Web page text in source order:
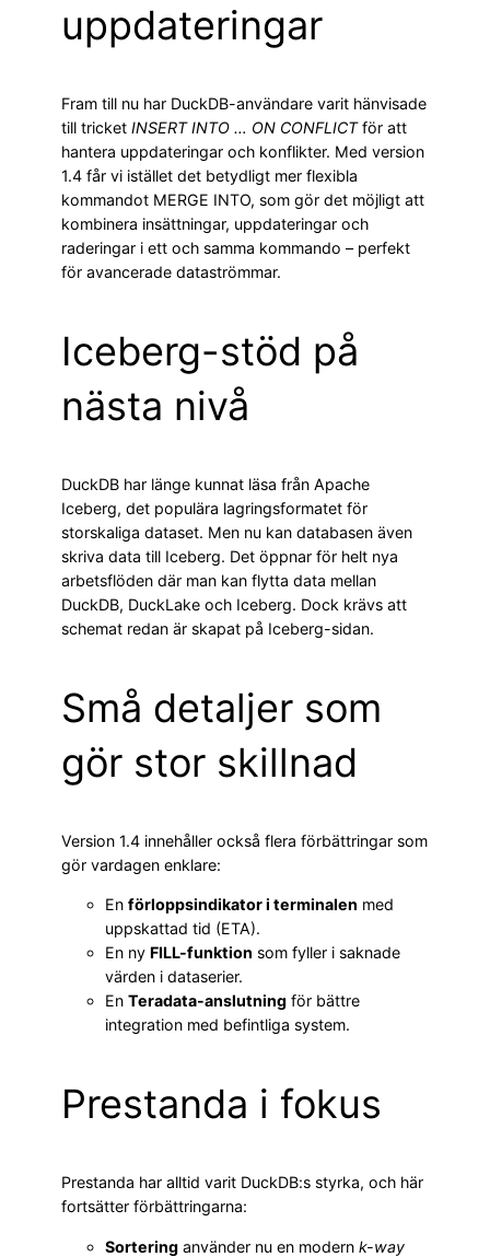
uppdateringar
Fram till nu har DuckDB-användare varit hänvisade
till tricket INSERT INTO … ON CONFLICTför att
hantera uppdateringar och konflikter. Med version
1.4 får vi istället det betydligt mer flexibla
kommandot MERGE INTO, som gör det möjligt att
kombinera insättningar, uppdateringar och
raderingar i ett och samma kommando – perfekt
för avancerade dataströmmar.
Iceberg-stöd på
nästa nivå
DuckDB har länge kunnat läsa från Apache
Iceberg, det populära lagringsformatet för
storskaliga dataset. Men nu kan databasen även
skriva data till Iceberg. Det öppnar för helt nya
arbetsflöden där man kan flytta data mellan
DuckDB, DuckLake och Iceberg. Dock krävs att
schemat redan är skapat på Iceberg-sidan.
Små detaljer som
gör stor skillnad
Version 1.4 innehåller också flera förbättringar som
gör vardagen enklare:
En förloppsindikator i terminalen med
uppskattad tid (ETA).
En ny FILL-funktion som fyller i saknade
värden i dataserier.
En Teradata-anslutning för bättre
integration med befintliga system.
Prestanda i fokus
Prestanda har alltid varit DuckDB:s styrka, och här
fortsätter förbättringarna:
Sortering använder nu en modern k-way